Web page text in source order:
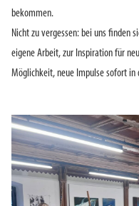
bekommen.
Nicht zu vergessen: bei uns finden
eigene Arbeit, zur Inspiration für
Möglichkeit, neue Impulse sofort in